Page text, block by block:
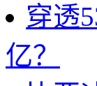
穿透
亿？